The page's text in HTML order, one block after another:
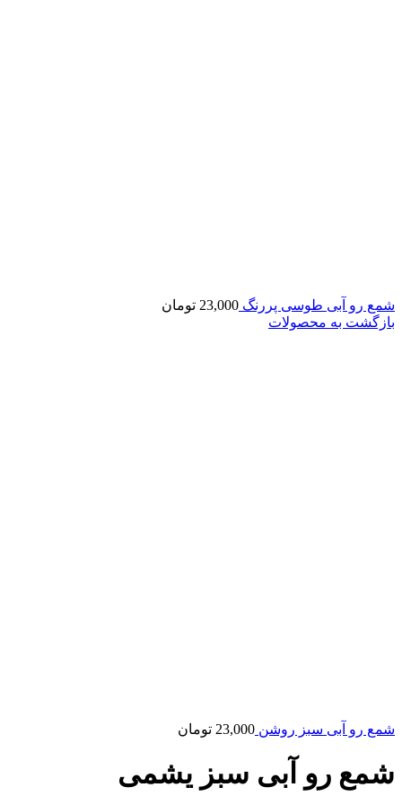
شمع رو آبی طوسی پررنگ 23,000 تومان
بازگشت به محصولات
شمع رو آبی سبز روشن 23,000 تومان
شمع رو آبی سبز یشمی